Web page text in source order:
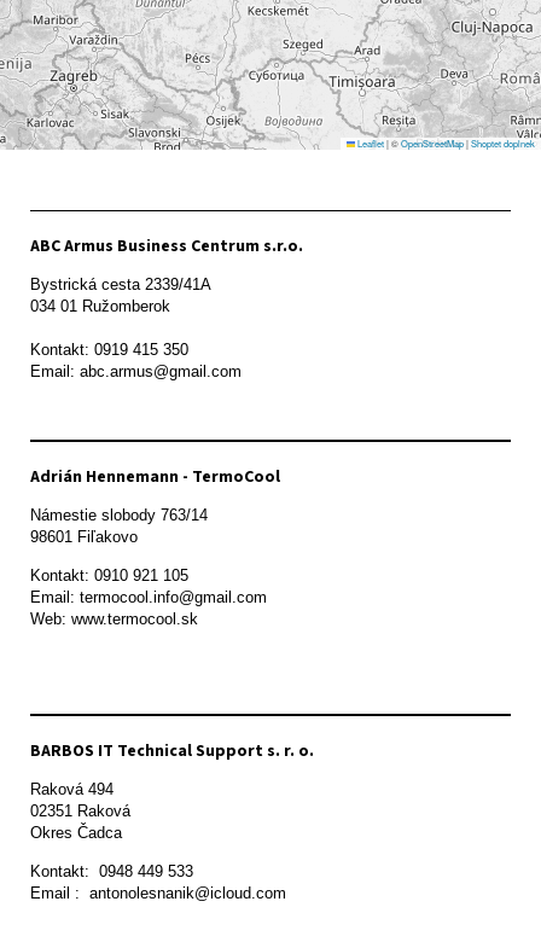
Leaflet|©OpenStreetMap|Shoptet doplnek
ABC Armus Business Centrum s.r.o.
Bystrická cesta 2339/41A
034 01 Ružomberok
Kontakt: 0919 415 350
Adrián Hennemann - TermoCool
Námestie slobody 763/14
98601 Fiľakovo
Kontakt: 0910 921 105
Email: termocool.info@gmail.com
Web: www.termocool.sk
BARBOS IT Technical Support s. r. o.
Raková 494
02351 Raková
Okres Čadca
Kontakt:  0948 449 533
Email :  antonolesnanik@icloud.com